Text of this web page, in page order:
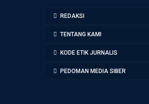
REDAKSI
TENTANG KAMI
KODE ETIK JURNALIS
PEDOMAN MEDIA SIBER